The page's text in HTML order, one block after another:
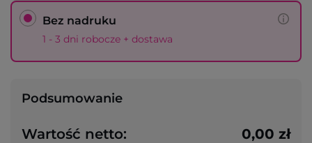
Bez nadruku
1 - 3 dni robocze + dostawa
Podsumowanie
Wartość netto: 0,00 zł